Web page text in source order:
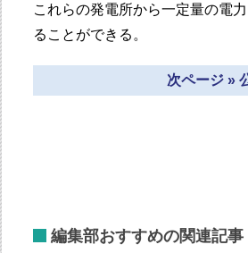
これらの発電所から一定量の電
ることができる。
次ページ »
編集部おすすめの関連記事